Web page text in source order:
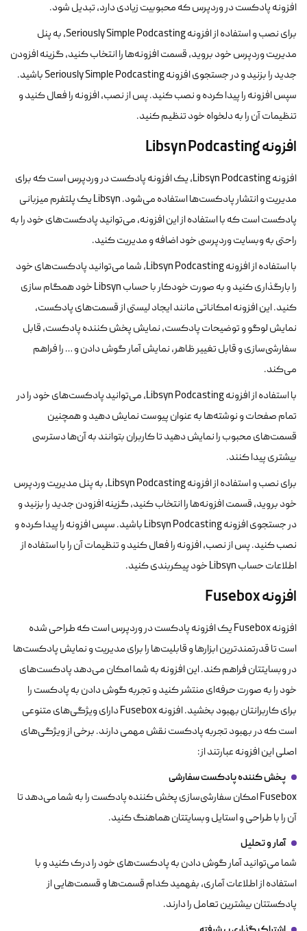
افزونه پادکست در وردپرس که محبوبیت زیادی دارد، تبدیل شود.
برای نصب و استفاده از افزونه Seriously Simple Podcasting، به پنل
مدیریت وردپرس خود بروید، قسمت افزونه‌ها را انتخاب کنید، گزینه افزودن
جدید را بزنید و در جستجوی افزونه Seriously Simple Podcasting باشید.
سپس افزونه را پیدا کرده و نصب کنید. پس از نصب، افزونه را فعال کنید و
تنظیمات آن را به دلخواه خود تنظیم کنید.
افزونه Libsyn Podcasting
افزونه Libsyn Podcasting، یک افزونه پادکست در وردپرس است که برای
مدیریت و انتشار پادکست‌ها استفاده می‌شود. Libsyn یک پلتفرم میزبانی
پادکست است که با استفاده از این افزونه، می‌توانید پادکست‌های خود را به
راحتی به وبسایت وردپرسی خود اضافه و مدیریت کنید.
با استفاده از افزونه Libsyn Podcasting، شما می‌توانید پادکست‌های خود
را بارگذاری کنید و به صورت خودکار با حساب Libsyn خود همگام سازی
کنید. این افزونه امکاناتی مانند ایجاد لیستی از قسمت‌های پادکست،
نمایش لوگو و توضیحات پادکست، نمایش پخش کننده پادکست، قابل
سفارشی‌سازی و قابل تغییر ظاهر، نمایش آمار گوش دادن و … را فراهم
می‌کند.
با استفاده از افزونه Libsyn Podcasting، می‌توانید پادکست‌های خود را در
تمام صفحات و نوشته‌ها به عنوان پیوست نمایش دهید و همچنین
قسمت‌های محبوب را نمایش دهید تا کاربران بتوانند به آن‌ها دسترسی
بیشتری پیدا کنند.
برای نصب و استفاده از افزونه Libsyn Podcasting، به پنل مدیریت وردپرس
خود بروید، قسمت افزونه‌ها را انتخاب کنید، گزینه افزودن جدید را بزنید و
در جستجوی افزونه Libsyn Podcasting باشید. سپس افزونه را پیدا کرده و
نصب کنید. پس از نصب، افزونه را فعال کنید و تنظیمات آن را با استفاده از
اطلاعات حساب Libsyn خود پیکربندی کنید.
افزونه Fusebox
افزونه Fusebox یک افزونه پادکست در وردپرس است که طراحی شده
است تا قدرتمندترین ابزارها و قابلیت‌ها را برای مدیریت و نمایش پادکست‌ها
در وبسایتتان فراهم کند. این افزونه به شما امکان می‌دهد پادکست‌های
خود را به صورت حرفه‌ای منتشر کنید و تجربه گوش دادن به پادکست را
برای کاربرانتان بهبود بخشید. افزونه Fusebox دارای ویژگی‌های متنوعی
است که در بهبود تجربه پادکست نقش مهمی دارند. برخی از ویژگی‌های
اصلی این افزونه عبارتند از:
پخش کننده پادکست سفارشی
Fusebox امکان سفارشی‌سازی پخش کننده پادکست را به شما می‌دهد تا
آن را با طراحی و استایل وبسایتتان هماهنگ کنید.
آمار و تحلیل
شما می‌توانید آمار گوش دادن به پادکست‌های خود را درک کنید و با
استفاده از اطلاعات آماری، بفهمید کدام قسمت‌ها و قسمت‌هایی از
پادکستتان بیشترین تعامل را دارند.